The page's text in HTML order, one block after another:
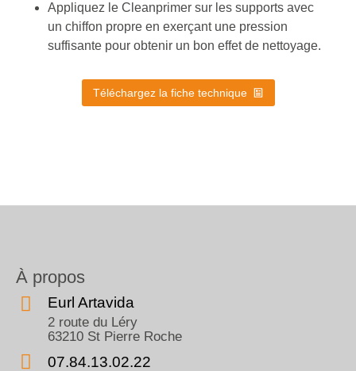
Appliquez le Cleanprimer sur les supports avec
un chiffon propre en exerçant une pression
suffisante pour obtenir un bon effet de nettoyage.
Téléchargez la fiche technique
À propos
Eurl Artavida
2 route du Léry
63210 St Pierre Roche
07.84.13.02.22